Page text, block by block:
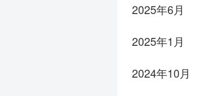
2025年6月
2025年1月
2024年10月